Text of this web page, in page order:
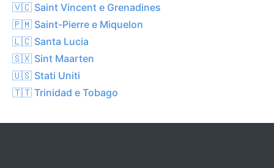
🇻🇨 Saint Vincent e Grenadines
🇵🇲 Saint-Pierre e Miquelon
🇱🇨 Santa Lucia
🇸🇽 Sint Maarten
🇺🇸 Stati Uniti
🇹🇹 Trinidad e Tobago